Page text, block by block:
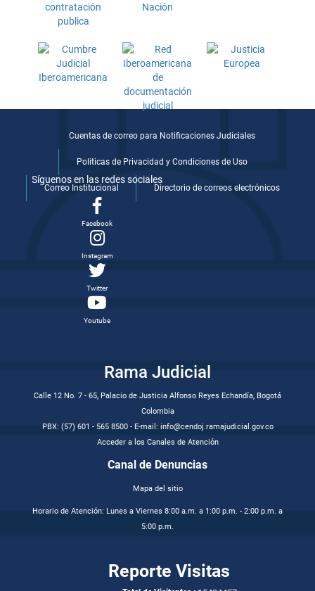
Cuentas de correo para Notificaciones Judiciales
Politicas de Privacidad y Condiciones de Uso
Correo Institucional Directorio de correos electrónicos
Síguenos en las redes sociales
Facebook
Instagram
Twitter
Youtube
Rama Judicial
Calle 12 No. 7 - 65, Palacio de Justicia Alfonso Reyes Echandía, Bogotá
Colombia
PBX: (57) 601 - 565 8500 - E-mail: info@cendoj.ramajudicial.gov.co
Acceder a los Canales de Atención
Canal de Denuncias
Mapa del sitio
Horario de Atención: Lunes a Viernes 8:00 a.m. a 1:00 p.m. - 2:00 p.m. a
5:00 p.m.
Reporte Visitas